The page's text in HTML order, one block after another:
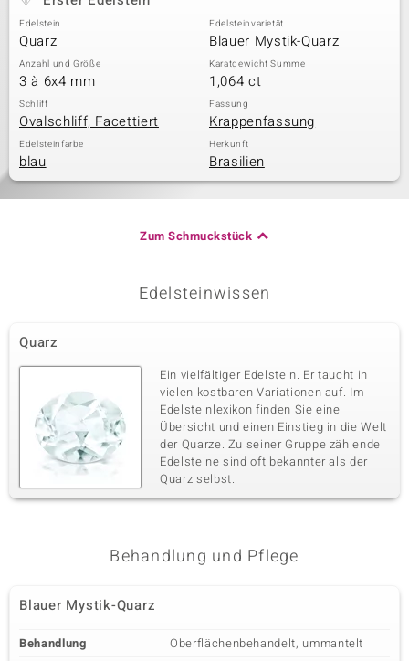
Edelstein
Quarz
Edelsteinvarietät
Blauer Mystik-Quarz
Anzahl und Größe
3 à 6x4 mm
Karatgewicht Summe
1,064 ct
Schliff
Ovalschliff, Facettiert
Fassung
Krappenfassung
Edelsteinfarbe
blau
Herkunft
Brasilien
Zum Schmuckstück
Edelsteinwissen
Quarz
Ein vielfältiger Edelstein. Er taucht in
vielen kostbaren Variationen auf. Im
Edelsteinlexikon finden Sie eine
Übersicht und einen Einstieg in die Welt
der Quarze. Zu seiner Gruppe zählende
Edelsteine sind oft bekannter als der
Quarz selbst.
Behandlung und Pflege
Blauer Mystik-Quarz
Behandlung Oberflächenbehandelt, ummantelt